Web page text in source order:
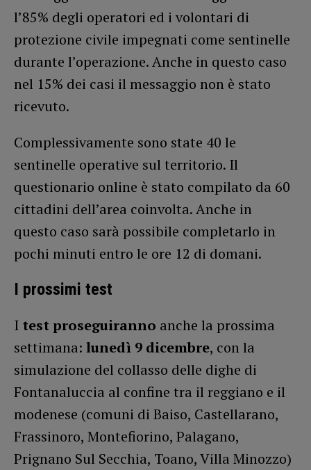
l’85% degli operatori ed i volontari di
protezione civile impegnati come sentinelle
durante l’operazione. Anche in questo caso
nel 15% dei casi il messaggio non è stato
ricevuto.
Complessivamente sono state 40 le
sentinelle operative sul territorio. Il
questionario online è stato compilato da 60
cittadini dell’area coinvolta. Anche in
questo caso sarà possibile completarlo in
pochi minuti entro le ore 12 di domani.
I prossimi test
I test proseguiranno anche la prossima
settimana: lunedì 9 dicembre, con la
simulazione del collasso delle dighe di
Fontanaluccia al confine tra il reggiano e il
modenese (comuni di Baiso, Castellarano,
Frassinoro, Montefiorino, Palagano,
Prignano Sul Secchia, Toano, Villa Minozzo)